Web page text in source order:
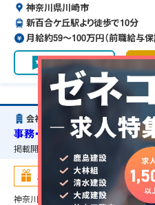
神奈川県川崎市
新百合ケ丘駅より徒歩で10分
月給約59〜100万円（前職給与保
お気に入り
会社名非公開
事務・神奈川県川崎市・土木改
掲載開始日： 掲載終了予
お祝い金
神奈川県川崎市の土木改修工事に伴